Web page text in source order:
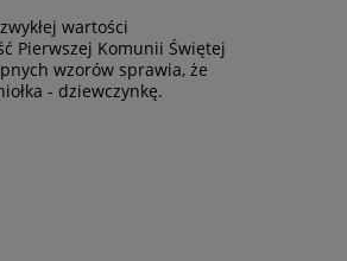
wartości
Pierwszej Komunii Świętej
wzorów sprawia, że
- dziewczynkę.